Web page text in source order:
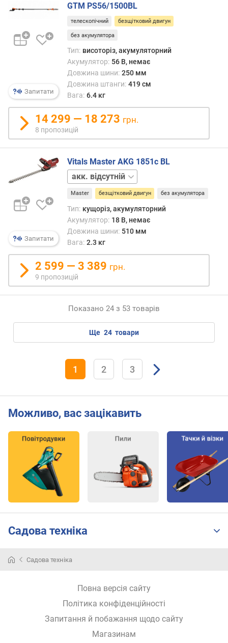
с
ь
а
л
я
т
о
р
а
г
д
)
ч
а
с
р
о
б
и
х
а
з
р
к
и
г
о
)
о
Запитати
GTM PS56/1500BL
телескопічний безщітковий двигун
без акумулятора
Тип: висоторіз, акумуляторний
Акумулятор: 56 В, немає
Довжина шини: 250 мм
Довжина штанги: 419 см
Вага: 6.4 кг
14 299 — 18 273 грн.
8 пропозицій
Запитати
Vitals Master AKG 1851c BL
акк.
1
шт.
Master безщітковий двигун без акумулятора
Тип: кущоріз, акумуляторний
Акумулятор: 18 В, немає
Довжина шини: 510 мм
Вага: 2.3 кг
2 599 — 3 389 грн.
9 пропозицій
Показано 24 з 53 товарів
ще 24 товари
1 2 3
Можливо, вас зацікавить
Садова техніка
Садова техніка
Повна версія сайту
Політика конфіденційності
Запитання й побажання щодо сайту
Магазинам